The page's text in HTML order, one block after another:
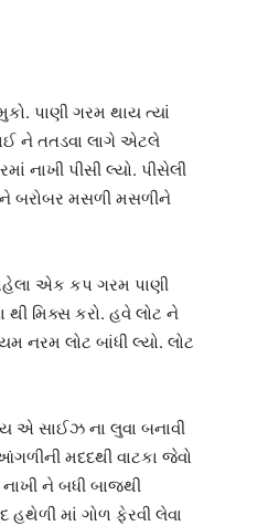
પાણી ગરમ થાય ત્યાં
ને તતડવા લાગે એટલે
નાખી પીસી લ્યો. પીસેલી
બરોબર મસળી મસળીને
પહેલા એક કપ ગરમ પાણી
થી મિક્સ કરો. હવે લોટ ને
નરમ લોટ બાંધી લ્યો. લોટ
એ સાઈઝ ના લુવા બનાવી
મદદથી વાટકા જેવો
ને બધી બાજથી
માં ગોળ ફેરવી લેવા